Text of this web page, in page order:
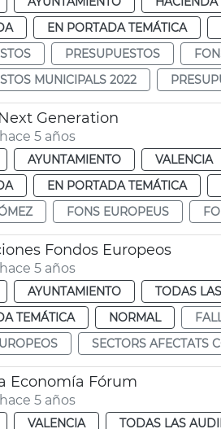
EN PORTADA TEMÁTICA
PRESUPUESTOS
MUNICIPALS 2022
Generation
5 años
AYUNTAMIENTO VALENCIA
EN PORTADA TEMÁTICA
FONS EUROPEUS
Fondos Europeos
5 años
AYUNTAMIENTO TODAS
TEMÁTICA
NORMAL
SECTORS AFECTATS
Economía Fórum
5 años
VALENCIA TODAS LAS